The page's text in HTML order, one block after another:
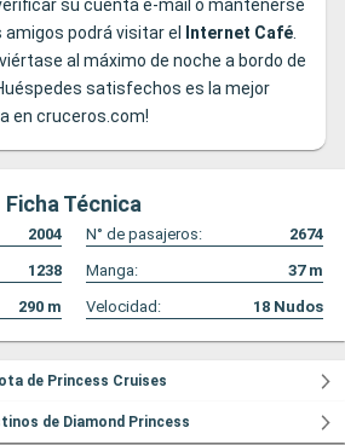
su cuenta e-mail o mantenerse
podrá visitar el
Internet Café.
al máximo de noche a bordo de
satisfechos es la mejor
en cruceros.com!
Ficha Técnica
2004 N° de pasajeros:
2674
1238 Manga: 37m
290 m Velocidad: 18 Nudos
de Princess Cruises
de Diamond Princess